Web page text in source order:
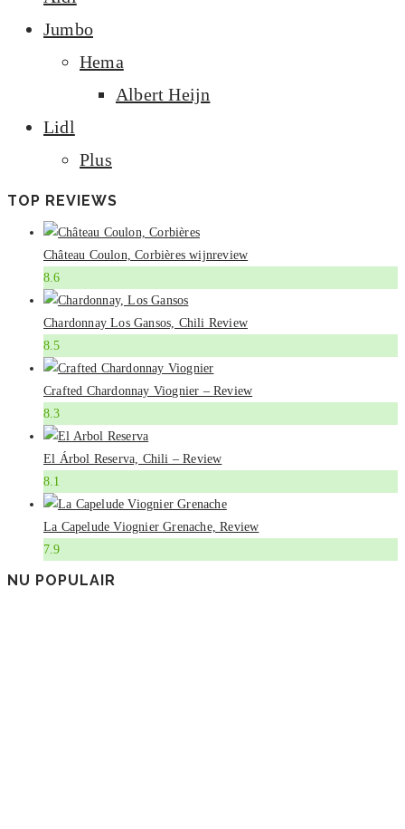
Jumbo
Hema
Albert Heijn
Lidl
Plus
TOP REVIEWS
Château Coulon, Corbières wijnreview
8.6
Chardonnay Los Gansos, Chili Review
8.5
Crafted Chardonnay Viognier – Review
8.3
El Árbol Reserva, Chili – Review
8.1
La Capelude Viognier Grenache, Review
7.9
NU POPULAIR